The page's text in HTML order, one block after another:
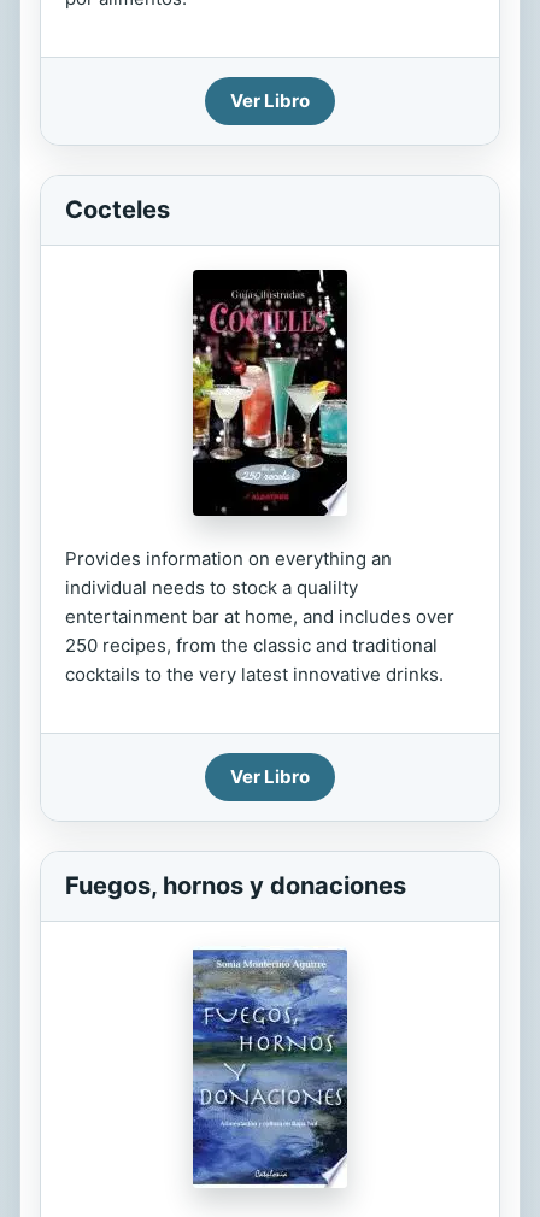
Ver Libro
Cocteles
Provides information on everything an
individual needs to stock a qualilty
entertainment bar at home, and includes over
250 recipes, from the classic and traditional
cocktails to the very latest innovative drinks.
Ver Libro
Fuegos, hornos y donaciones